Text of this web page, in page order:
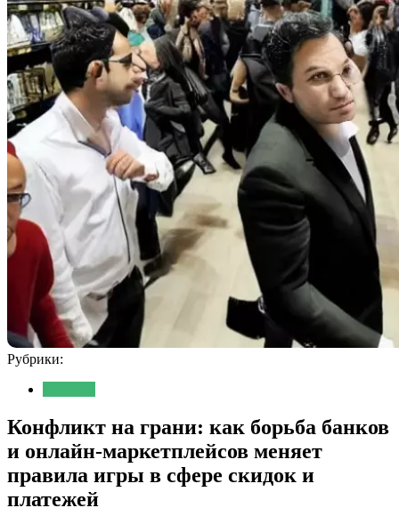
Рубрики:
Конфликт на грани: как борьба банков
и онлайн-маркетплейсов меняет
правила игры в сфере скидок и
платежей